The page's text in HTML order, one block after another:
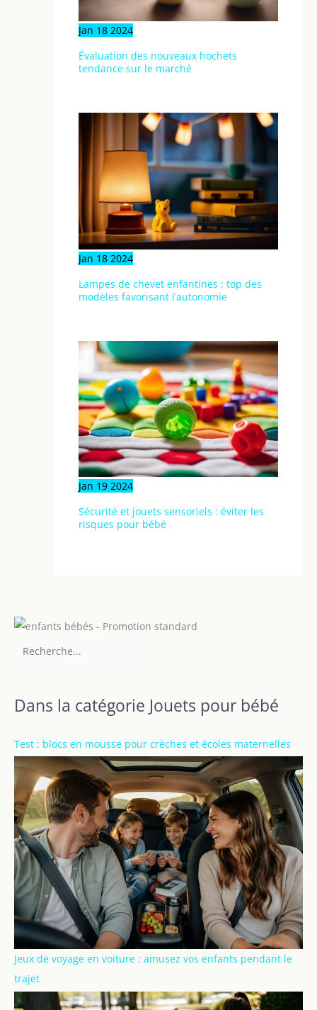
éducatifs pour tout-
petits, ils s’amuseront
bebe et cadeaux enfants
Jan 18 2024
Évaluation des nouveaux hochets
tendance sur le marché
Jan 18 2024
Lampes de chevet enfantines : top des
modèles favorisant l’autonomie
Jan 19 2024
Sécurité et jouets sensoriels : éviter les
risques pour bébé
Dans la catégorie Jouets pour bébé
Test : blocs en mousse pour crèches et écoles maternelles
Jeux de voyage en voiture : amusez vos enfants pendant le
trajet